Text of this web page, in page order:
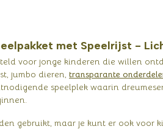
met Speelrijst -
voor jonge kinderen die willen
jumbo dieren, transparante
speelplek waarin
gebruikt, maar je kunt er ook voor